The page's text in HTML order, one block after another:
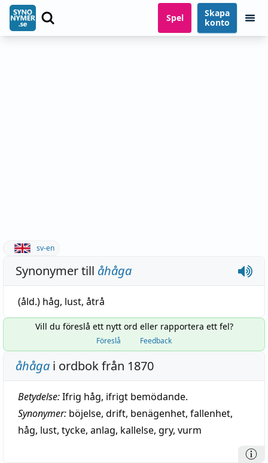
Spel
Skapa
konto
sv-en
Synonymer till åhåga
(åld.) håg, lust, åtrå
Vill du föreslå ett nytt ord eller rapportera ett fel?
Föreslå Feedback
åhåga i ordbok från 1870
Betydelse:Ifrig håg, ifrigt bemödande.
Synonymer: böjelse, drift, benägenhet, fallenhet,
håg, lust, tycke, anlag, kallelse, gry, vurm